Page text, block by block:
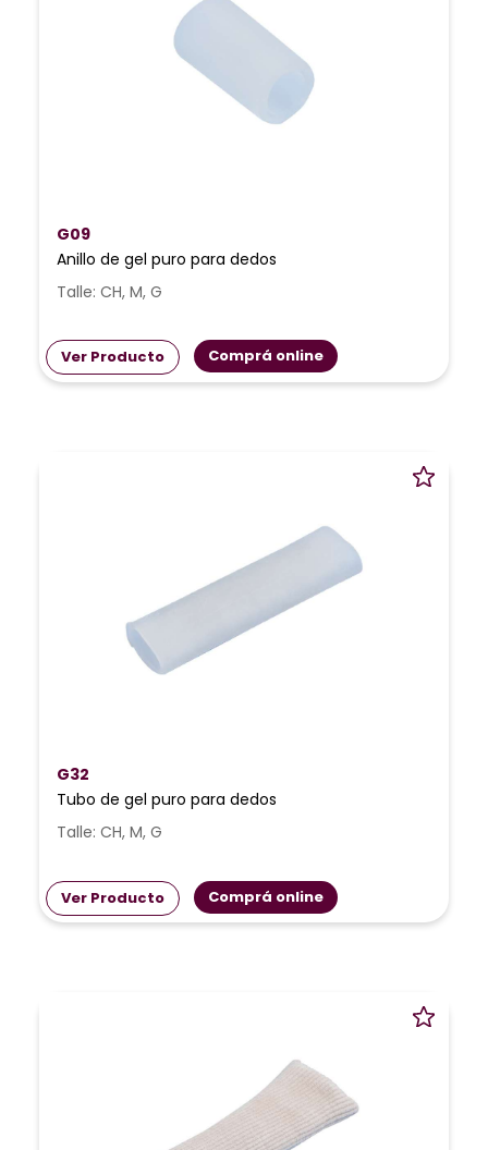
G09
Anillo de gel puro para dedos
Talle: CH, M, G
Ver Producto Comprá online
G32
Tubo de gel puro para dedos
Talle: CH, M, G
Ver Producto Comprá online